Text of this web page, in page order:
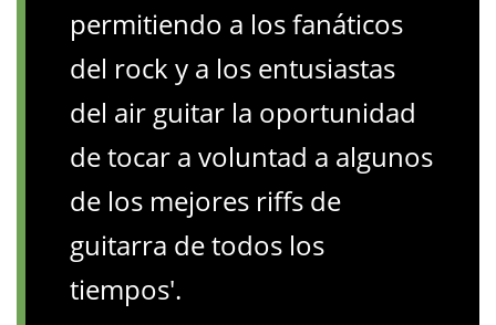
permitiendo a los fanáticos
del rock y a los entusiastas
del air guitar la oportunidad
de tocar a voluntad a algunos
de los mejores riffs de
guitarra de todos los
tiempos'.